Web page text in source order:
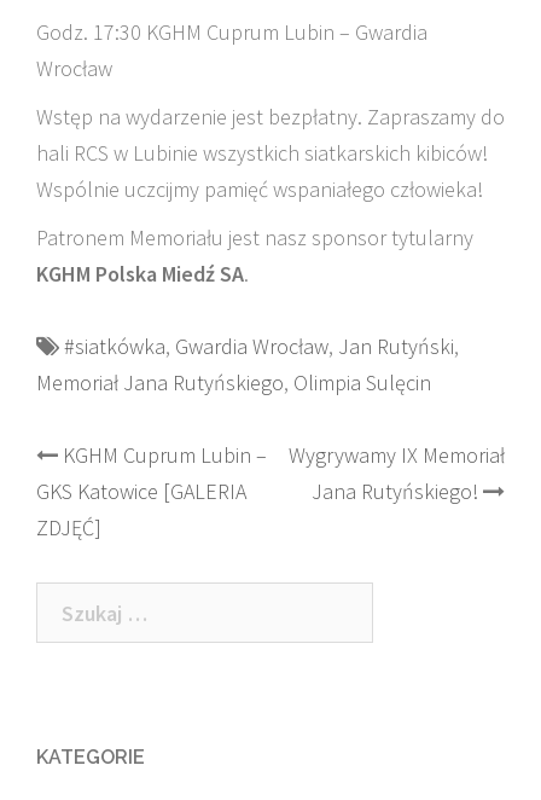
Godz. 17:30 KGHM Cuprum Lubin – Gwardia
Wrocław
Wstęp na wydarzenie jest bezpłatny. Zapraszamy do
hali RCS w Lubinie wszystkich siatkarskich kibiców!
Wspólnie uczcijmy pamięć wspaniałego człowieka!
Patronem Memoriału jest nasz sponsor tytularny
KGHM Polska Miedź SA.
#siatkówka, Gwardia Wrocław, Jan Rutyński,
Memoriał Jana Rutyńskiego, Olimpia Sulęcin
Post
navigation
KGHM Cuprum Lubin –
GKS Katowice [GALERIA
ZDJĘĆ]
Wygrywamy IX Memoriał
Jana Rutyńskiego!
Szukaj:
KATEGORIE